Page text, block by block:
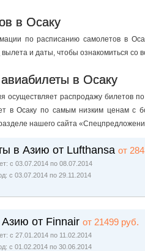
в Осаку
по расписанию самолетов в
и даты, чтобы ознакомиться со
в Осаку
осуществляет распродажу билетов
в Осаку по самым низким ценам с
нашего сайта
в Азию от Lufthansa от
с 03.07.2014 по 08.07.2014
с 03.07.2014 по 29.11.2014
Азию от Finnair от 21499 руб.
с 27.01.2014 по 11.02.2014
с 01.02.2014 по 30.06.2014